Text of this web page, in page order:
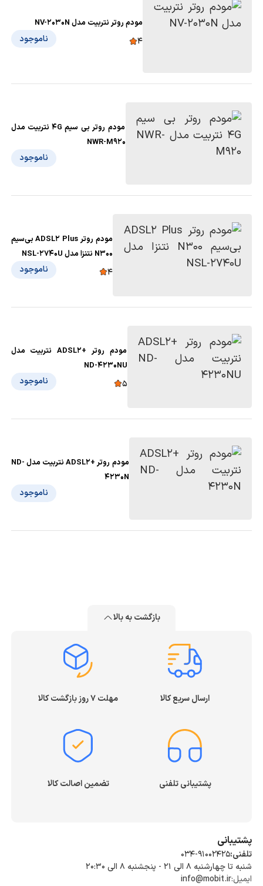
مودم روتر نتربیت مدل NV-2030N
4 ناموجود
مودم روتر بی سیم 4G نتربیت مدل
NWR-M920
ناموجود
مودم روتر ADSL2 Plus بی‌سیم
N300 نتنزا مدل NSL-2740U
4 ناموجود
مودم روتر +ADSL2 نتربیت مدل
ND-4230NU
5 ناموجود
مودم روتر +ADSL2 نتربیت مدل ND-
4230N
ناموجود
بازگشت به بالا
ارسال سریع کالا مهلت ۷ روز بازگشت کالا
پشتیبانی تلفنی تضمین اصالت کالا
پشتیبانی
تلفنی:034-91002425
شنبه تا چهارشنبه ۸ الی ۲۱ - پنجشنبه 8 الی ۲۰:۳۰
ایمیل:info@mobit.ir